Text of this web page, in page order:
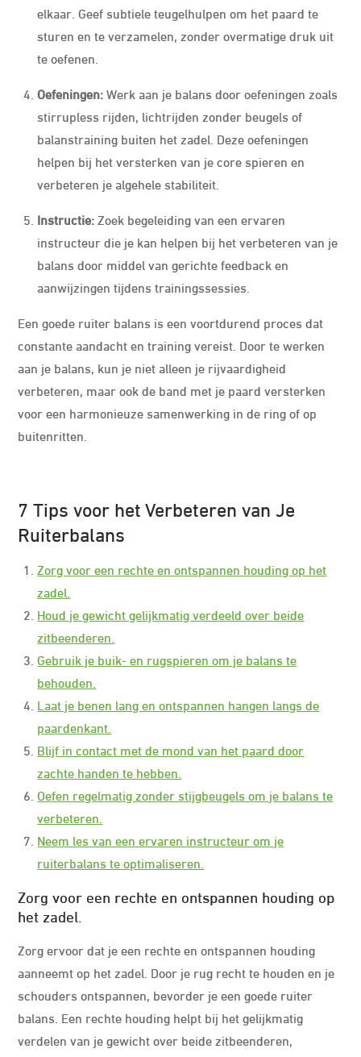
elkaar. Geef subtiele teugelhulpen om het paard te
sturen en te verzamelen, zonder overmatige druk uit
te oefenen.
Oefeningen:Werk aan je balans door oefeningen zoals
stirrupless rijden, lichtrijden zonder beugels of
balanstraining buiten het zadel. Deze oefeningen
helpen bij het versterken van je core spieren en
verbeteren je algehele stabiliteit.
Instructie:Zoek begeleiding van een ervaren
instructeur die je kan helpen bij het verbeteren van je
balans door middel van gerichte feedback en
aanwijzingen tijdens trainingssessies.
Een goede ruiter balans is een voortdurend proces dat
constante aandacht en training vereist. Door te werken
aan je balans, kun je niet alleen je rijvaardigheid
verbeteren, maar ook de band met je paard versterken
voor een harmonieuze samenwerking in de ring of op
buitenritten.
7 Tips voor het Verbeteren van Je
Ruiterbalans
Zorg voor een rechte en ontspannen houding op het
zadel.
Houd je gewicht gelijkmatig verdeeld over beide
zitbeenderen.
Gebruik je buik- en rugspieren om je balans te
behouden.
Laat je benen lang en ontspannen hangen langs de
paardenkant.
Blijf in contact met de mond van het paard door
zachte handen te hebben.
Oefen regelmatig zonder stijgbeugels om je balans te
verbeteren.
Neem les van een ervaren instructeur om je
ruiterbalans te optimaliseren.
Zorg voor een rechte en ontspannen houding op
het zadel.
Zorg ervoor dat je een rechte en ontspannen houding
aanneemt op het zadel. Door je rug recht te houden en je
schouders ontspannen, bevorder je een goede ruiter
balans. Een rechte houding helpt bij het gelijkmatig
verdelen van je gewicht over beide zitbeenderen,